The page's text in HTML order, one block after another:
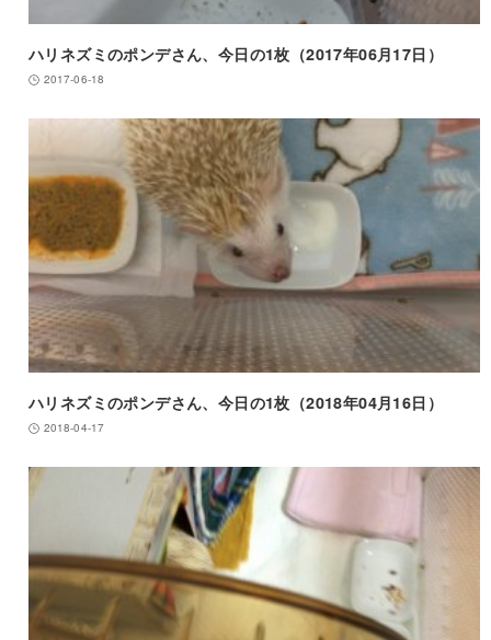
ハリネズミのポンデさん、今日の1枚（2017年06月17日）
2017-06-18
ハリネズミのポンデさん、今日の1枚（2018年04月16日）
2018-04-17